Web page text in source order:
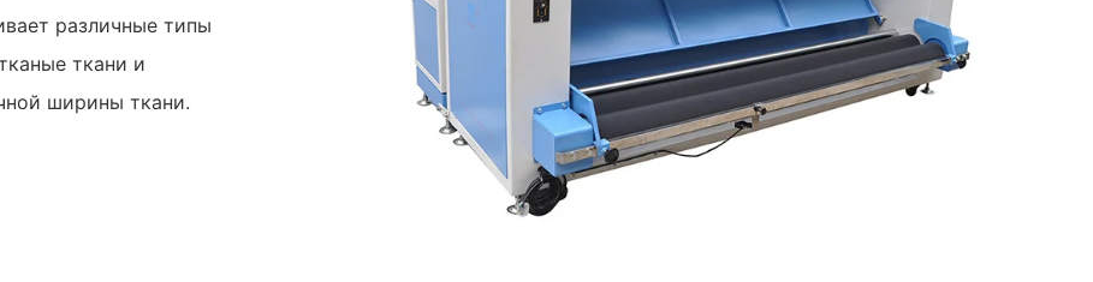
различные типы
ткани и
ширины ткани.